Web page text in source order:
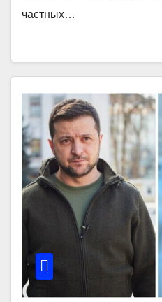
частных…